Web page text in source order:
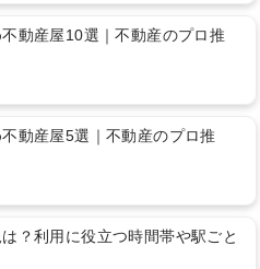
動産屋10選｜不動産のプロ推
動産屋5選｜不動産のプロ推
？利用に役立つ時間帯や駅ごと